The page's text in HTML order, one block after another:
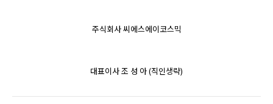
주식회사 씨에스에이코스믹
대표이사 조 성 아(직인생략)